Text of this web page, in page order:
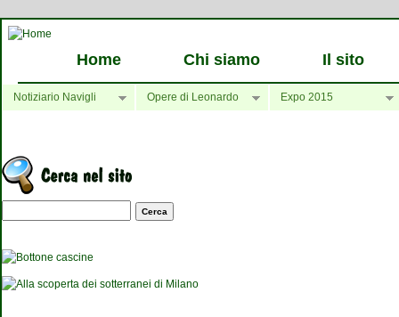
Home Chi siamo Il sito
Notiziario Navigli Opere di Leonardo Expo 2015
Maschera di ricerca